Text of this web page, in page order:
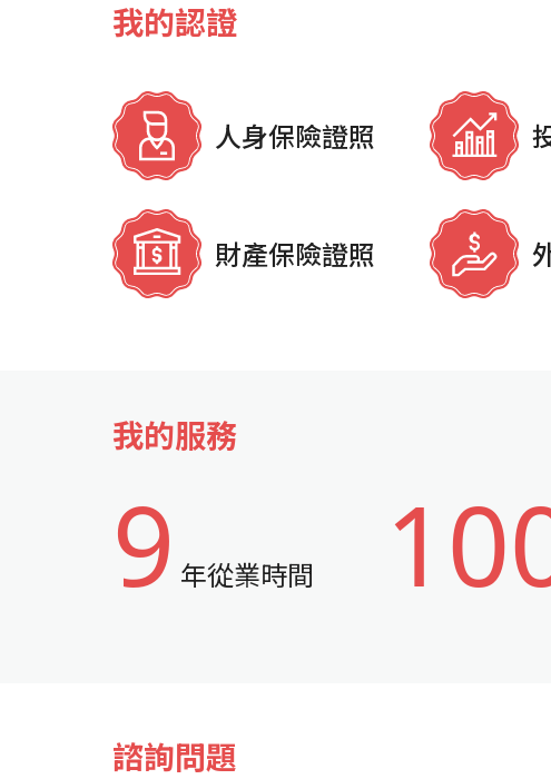
我的認證
人身保險證照
財產保險證照
我的服務
9 年從業時間
諮詢問題